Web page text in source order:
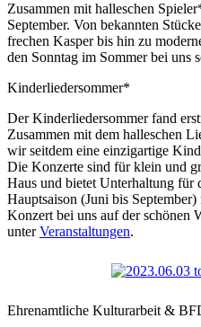
Zusammen mit halleschen
September. Von bekannten
frechen Kasper bis hin zu
den Sonntag im Sommer bei uns
Kinderliedersommer*
Der Kinderliedersommer fand
Zusammen mit dem halleschen
wir seitdem eine einzigartige
Die Konzerte sind für klein und
Haus und bietet Unterhaltung für
Hauptsaison (Juni bis
Konzert bei uns auf der schönen
unterVeranstaltungen.
Ehrenamtliche Kulturarbeit &